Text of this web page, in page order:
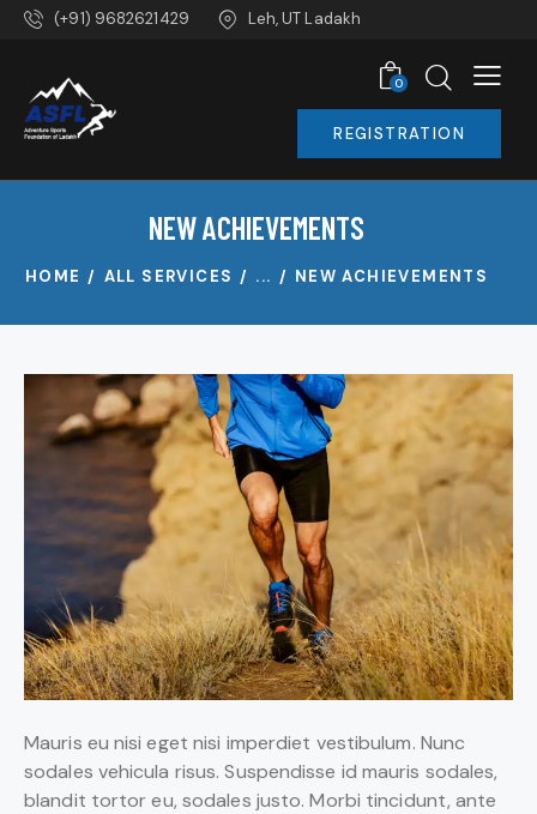
(+91) 9682621429 Leh, UT Ladakh
0
REGISTRATION
NEW ACHIEVEMENTS
HOME ALL SERVICES ... NEW ACHIEVEMENTS
Mauris eu nisi eget nisi imperdiet vestibulum. Nunc
sodales vehicula risus. Suspendisse id mauris sodales,
blandit tortor eu, sodales justo. Morbi tincidunt, ante